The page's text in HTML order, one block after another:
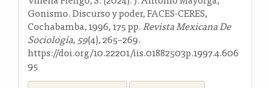
Gonismo. Discurso y poder, FACES-CERES,
Cochabamba, 1996, 175 pp.Revista Mexicana De
Sociología,59(4), 265–269.
https://doi.org/10.22201/iis.01882503p.1997.4.606
95